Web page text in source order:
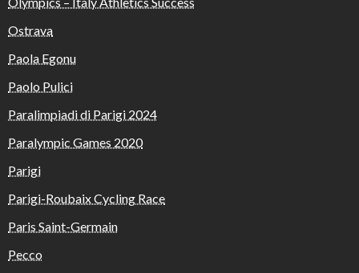
Ostrava
Paola Egonu
Paolo Pulici
Paralimpiadi di Parigi 2024
Paralympic Games 2020
Parigi
Parigi-Roubaix Cycling Race
Paris Saint-Germain
Pecco